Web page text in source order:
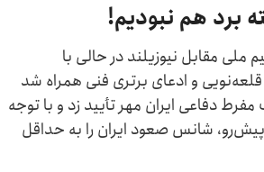
برد هم نبودیم!
ملی مقابل نیوزیلند در حالی با
و ادعای برتری فنی همراه شد
دفاعی ایران مهر تأیید زد و با توجه
شانس صعود ایران را به حداقل